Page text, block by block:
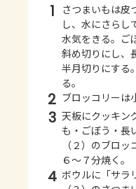
1 さつまいもは皮
し、水にさらし
水気をきる。ご
斜め切りにし、
半月切りにする
る。
2 ブロッコリーは
3 天板にクッキン
も・ごぼう・長
（２）のブロ
６～７分焼く。
4 ボウルに「サラ